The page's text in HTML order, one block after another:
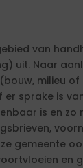
van
uit. Naar
milieu
sprake is
is en zo
gemeente
en